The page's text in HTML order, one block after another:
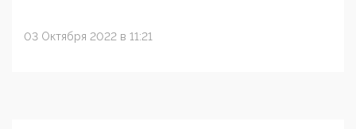
03 Октября 2022 в 11:21